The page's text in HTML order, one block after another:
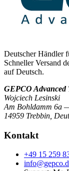
Deutscher Händler
Schneller Versand
auf Deutsch.
GEPCO Advanced
Wojciech Lesinski
Am Bohldamm 6a
14959 Trebbin
Kontakt
+49 15 259